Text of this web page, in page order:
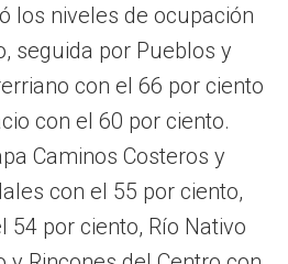
los niveles de ocupación
seguida por Pueblos y
con el 66 por ciento
con el 60 por ciento.
Caminos Costeros y
con el 55 por ciento,
54 por ciento, Río Nativo